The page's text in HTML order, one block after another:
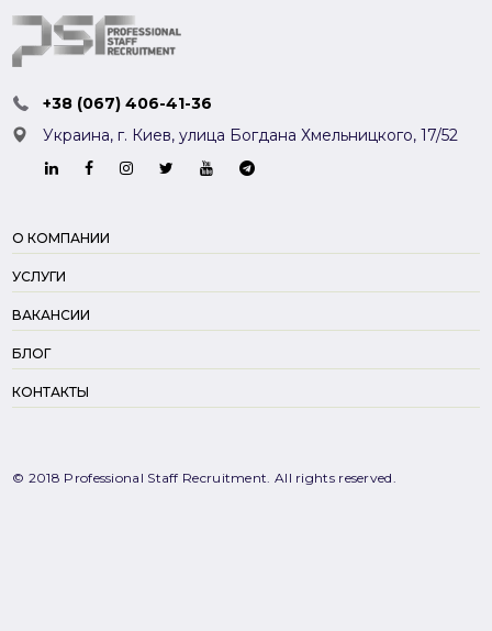
+38 (067) 406-41-36
Украина, г. Киев,улица Богдана Хмельницкого, 17/52
О КОМПАНИИ
УСЛУГИ
ВАКАНСИИ
БЛОГ
КОНТАКТЫ
© 2018 Professional Staff Recruitment. All rights reserved.